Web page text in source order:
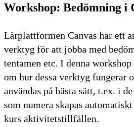
Workshop: Bedömning i
Lärplattformen Canvas har ett
verktyg för att jobba med
tentamen etc. I denna
om hur dessa verktyg fungerar
användas på bästa sätt, t.ex. i
som numera skapas
kurs aktivitetstillfällen.